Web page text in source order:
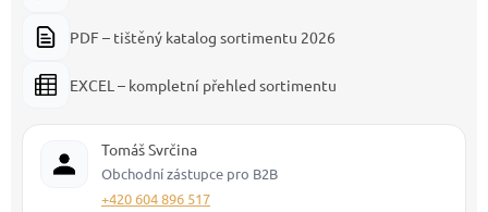
PDF – tištěný katalog sortimentu 2026
EXCEL – kompletní přehled sortimentu
Tomáš Svrčina
Obchodní zástupce pro B2B
+420 604 896 517